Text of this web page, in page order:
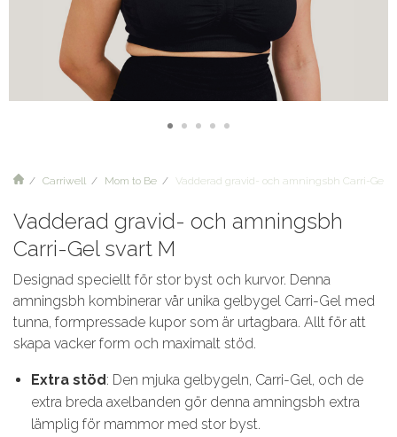
Carriwell Mom to Be Vadderad gravid- och amningsbh Carri-Gel
Vadderad gravid- och amningsbh
Carri-Gel svart M
Designad speciellt för stor byst och kurvor. Denna
amningsbh kombinerar vår unika gelbygel Carri-Gel med
tunna, formpressade kupor som är urtagbara. Allt för att
skapa vacker form och maximalt stöd.
Extra stöd: Den mjuka gelbygeln, Carri-Gel, och de
extra breda axelbanden gör denna amningsbh extra
lämplig för mammor med stor byst.